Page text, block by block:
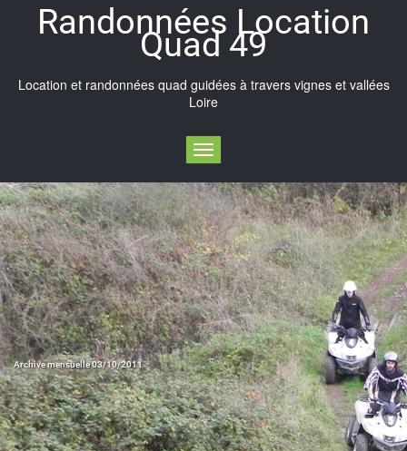
Randonnées Location
Quad 49
Location et randonnées quad guidées à travers vignes et vallées
Loire
Toggle navigation
Archive mensuelle 03/10/2011